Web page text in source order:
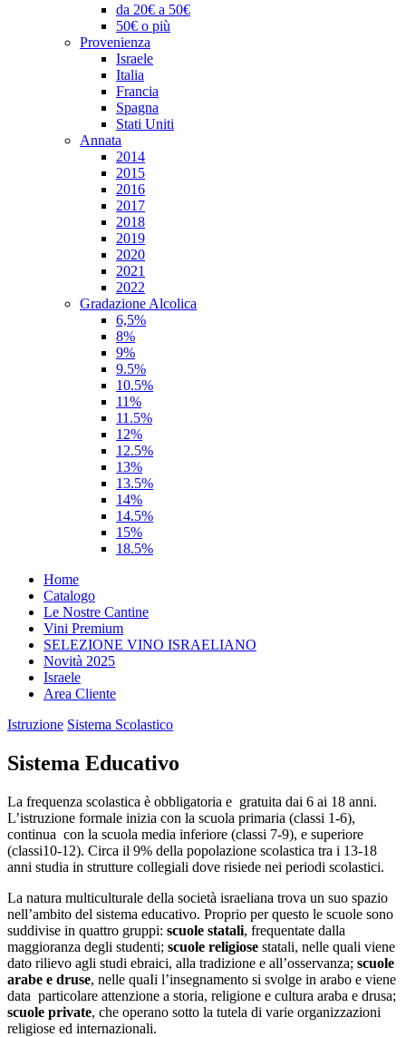
da 20€ a 50€
50€ o più
Provenienza
Israele
Italia
Francia
Spagna
Stati Uniti
Annata
2014
2015
2016
2017
2018
2019
2020
2021
2022
Gradazione Alcolica
6,5%
8%
9%
9.5%
10.5%
11%
11.5%
12%
12.5%
13%
13.5%
14%
14.5%
15%
18.5%
Home
Catalogo
Le Nostre Cantine
Vini Premium
SELEZIONE VINO ISRAELIANO
Novità 2025
Israele
Area Cliente
Istruzione Sistema Scolastico
Sistema Educativo
La frequenza scolastica è obbligatoria e gratuita dai 6 ai 18 anni.
L’istruzione formale inizia con la scuola primaria (classi 1-6),
continua con la scuola media inferiore (classi 7-9), e superiore
(classi10-12). Circa il 9% della popolazione scolastica tra i 13-18
anni studia in strutture collegiali dove risiede nei periodi scolastici.
La natura multiculturale della società israeliana trova un suo spazio
nell’ambito del sistema educativo. Proprio per questo le scuole sono
suddivise in quattro gruppi: scuole statali, frequentate dalla
maggioranza degli studenti; scuole religiose statali, nelle quali viene
dato rilievo agli studi ebraici, alla tradizione e all’osservanza; scuole
arabe e druse, nelle quaIi l’insegnamento si svolge in arabo e viene
data particolare attenzione a storia, religione e cultura araba e drusa;
scuole private, che operano sotto la tutela di varie organizzazioni
religiose ed internazionali.